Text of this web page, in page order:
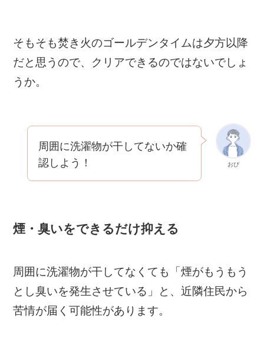
そもそも焚き火のゴールデンタイムは夕方以降
だと思うので、クリアできるのではないでしょ
うか。
おぴ
周囲に洗濯物が干してないか確
認しよう！
煙・臭いをできるだけ抑える
周囲に洗濯物が干してなくても「煙がもうもう
とし臭いを発生させている」と、近隣住民から
苦情が届く可能性があります。